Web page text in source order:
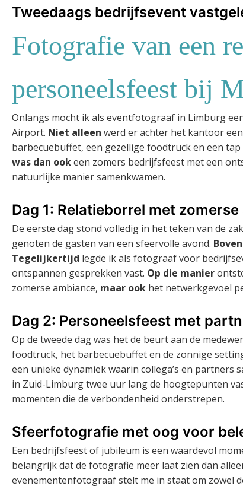
Tweedaags bedrijfsevent
Fotografie van een
personeelsfeest bij
Onlangs mocht ik als eventfotograaf in Limburg
Airport. Niet alleen werd er achter het kantoor
barbecuebuffet, een gezellige foodtruck en een
was dan ookeen zomers bedrijfsfeest met een
natuurlijke manier samenkwamen.
Dag 1: Relatieborrel met
De eerste dag stond volledig in het teken van de
genoten de gasten van een sfeervolle avond.
Tegelijkertijd legde ik als fotograaf voor
ontspannen gesprekken vast. Op die manier
zomerse ambiance, maar ook het netwerkgevoel
Dag 2: Personeelsfeest met
Op de tweede dag was het de beurt aan de
foodtruck, het barbecuebuffet en de zonnige
een unieke dynamiek waarin collega’s en partners
in Zuid-Limburg twee uur lang de hoogtepunten
momenten die de verbondenheid onderstrepen.
Sfeerfotografie met oog voor
Een bedrijfsfeest of jubileum is een waardevol
belangrijk dat de fotografie meer laat zien dan
evenementenfotograaf stelt me in staat om zowel